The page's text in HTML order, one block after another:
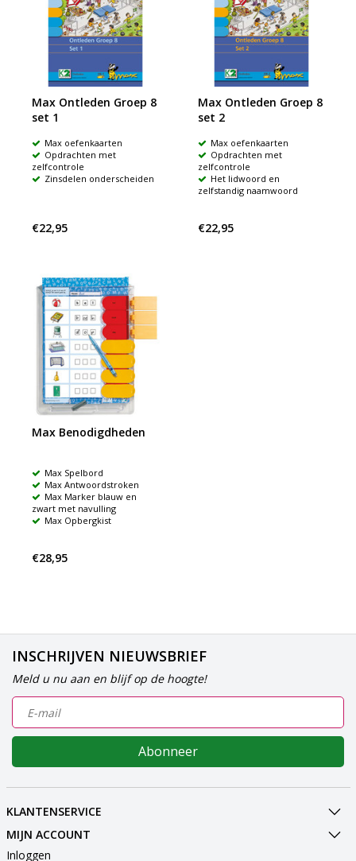
Max Ontleden Groep 8
set 1
Max oefenkaarten
Opdrachten met
zelfcontrole
Zinsdelen onderscheiden
€22,95
Max Ontleden Groep 8
set 2
Max oefenkaarten
Opdrachten met
zelfcontrole
Het lidwoord en
zelfstandig naamwoord
€22,95
Max Benodigdheden
Max Spelbord
Max Antwoordstroken
Max Marker blauw en
zwart met navulling
Max Opbergkist
€28,95
INSCHRIJVEN NIEUWSBRIEF
Meld u nu aan en blijf op de hoogte!
Abonneer
KLANTENSERVICE
MIJN ACCOUNT
Inloggen